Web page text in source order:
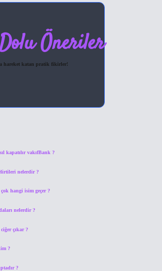
Öneriler
hareket katan pratik fikirler!
kapatılır vakıfBank ?
nelerdir ?
hangi isim geçer ?
nelerdir ?
çıkar ?
?
?